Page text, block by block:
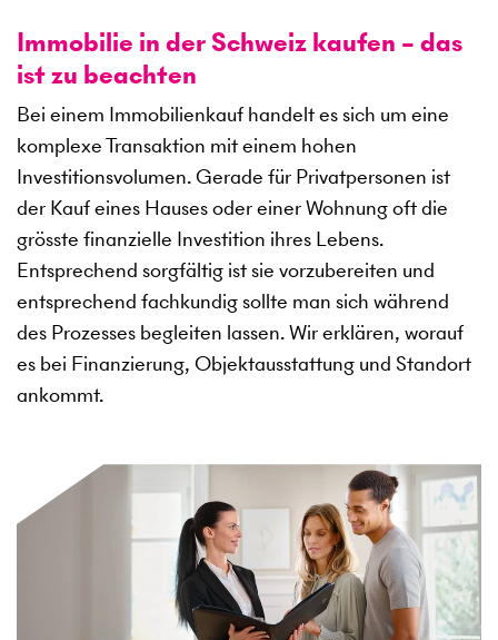
Immobilie in der Schweiz kaufen – das
ist zu beachten
Bei einem Immobilienkauf handelt es sich um eine
komplexe Transaktion mit einem hohen
Investitionsvolumen. Gerade für Privatpersonen ist
der Kauf eines Hauses oder einer Wohnung oft die
grösste finanzielle Investition ihres Lebens.
Entsprechend sorgfältig ist sie vorzubereiten und
entsprechend fachkundig sollte man sich während
des Prozesses begleiten lassen. Wir erklären, worauf
es bei Finanzierung, Objektausstattung und Standort
ankommt.